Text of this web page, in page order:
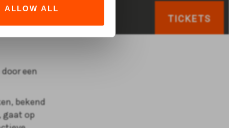
ALLOW ALL
TICKETS
een
bekend
gaat op